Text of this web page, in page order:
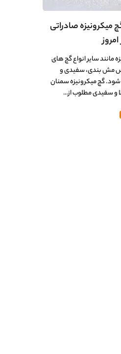
میکرونیزه صادراتی
مانند سایر انواع گچ های
مش بندی، سفیدی و
گچ میکرونیزه سمنان
و سفیدی مطلوب از…